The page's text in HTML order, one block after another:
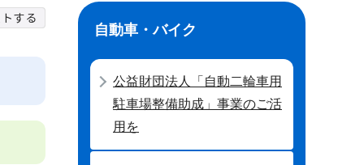
自動車・バイク
公益財団法人「自動二輪車用
駐車場整備助成」事業のご活
用を